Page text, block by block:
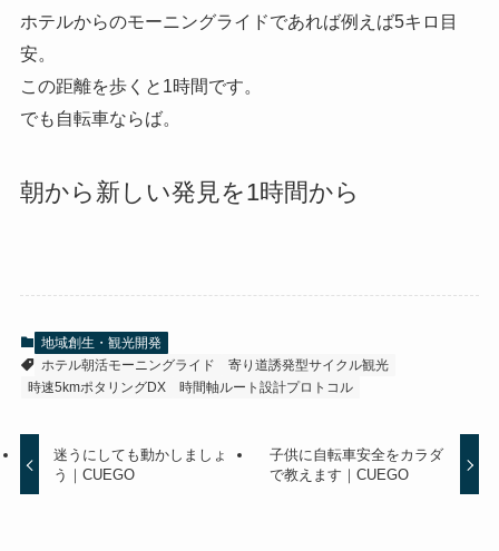
ホテルからのモーニングライドであれば例えば5キロ目
安。
この距離を歩くと1時間です。
でも自転車ならば。
朝から新しい発見を1時間から
地域創生・観光開発
ホテル朝活モーニングライド
寄り道誘発型サイクル観光
時速5kmポタリングDX
時間軸ルート設計プロトコル
迷うにしても動かしましょ
う｜CUEGO
子供に自転車安全をカラダ
で教えます｜CUEGO